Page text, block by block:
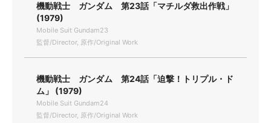
機動戦士 ガンダム 第23話「マチルダ救出作戦」
(1979)
Mobile Suit Gundam23
監督/Director, 原作/Original Work
機動戦士 ガンダム 第24話「迫撃！トリプル・ド
ム」 (1979)
Mobile Suit Gundam24
監督/Director, 原作/Original Work